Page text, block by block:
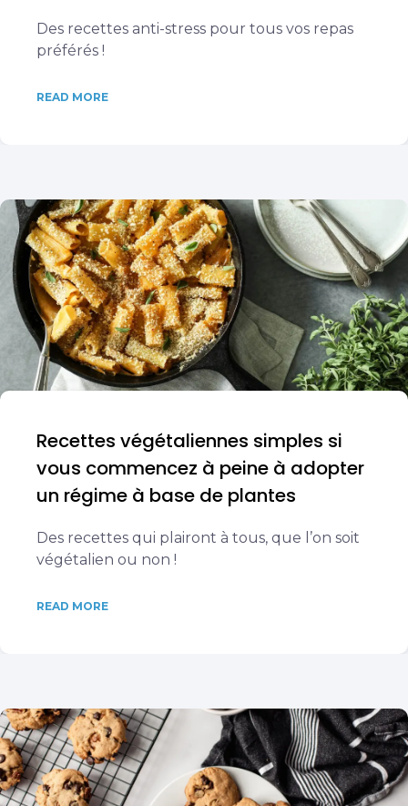
Des recettes anti-stress pour tous vos repas
préférés !
READ MORE
Recettes végétaliennes simples si
vous commencez à peine à adopter
un régime à base de plantes
Des recettes qui plairont à tous, que l’on soit
végétalien ou non !
READ MORE